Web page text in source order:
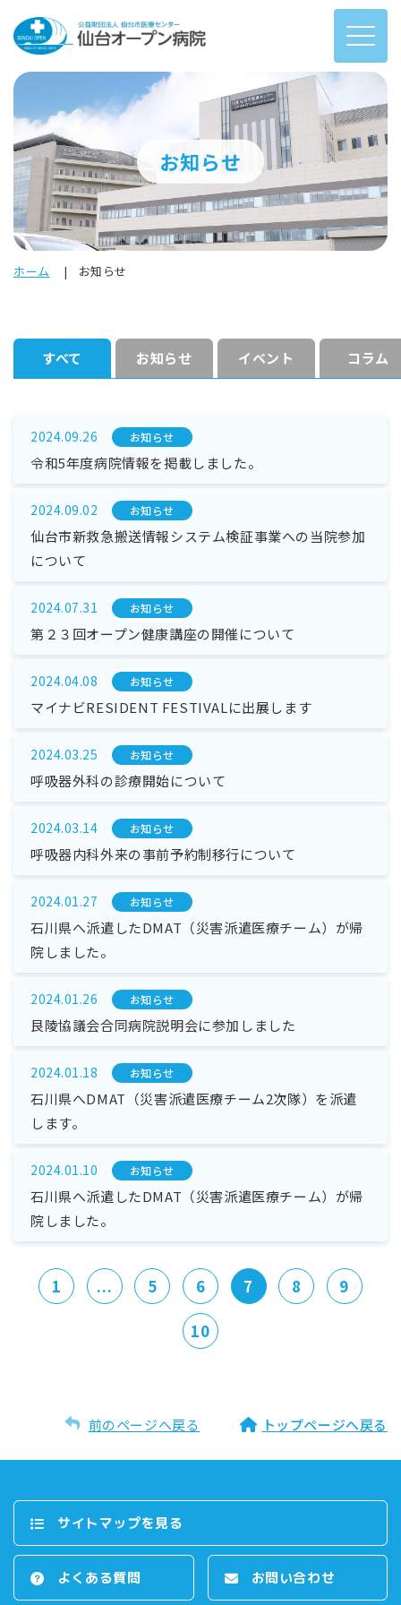
お知らせ
ホーム お知らせ
すべて お知らせ イベント コラム
2024.09.26 お知らせ
令和5年度病院情報を掲載しました。
2024.09.02 お知らせ
仙台市新救急搬送情報システム検証事業への当院参加
について
2024.07.31 お知らせ
第２３回オープン健康講座の開催について
2024.04.08 お知らせ
マイナビRESIDENT FESTIVALに出展します
2024.03.25 お知らせ
呼吸器外科の診療開始について
2024.03.14 お知らせ
呼吸器内科外来の事前予約制移行について
2024.01.27 お知らせ
石川県へ派遣したDMAT（災害派遣医療チーム）が帰
院しました。
2024.01.26 お知らせ
艮陵協議会合同病院説明会に参加しました
2024.01.18 お知らせ
石川県へDMAT（災害派遣医療チーム2次隊）を派遣
します。
2024.01.10 お知らせ
石川県へ派遣したDMAT（災害派遣医療チーム）が帰
院しました。
1 ... 5 6 7 8
9
10
前のページへ戻る トップページへ戻る
サイトマップを⾒る
よくある質問 お問い合わせ